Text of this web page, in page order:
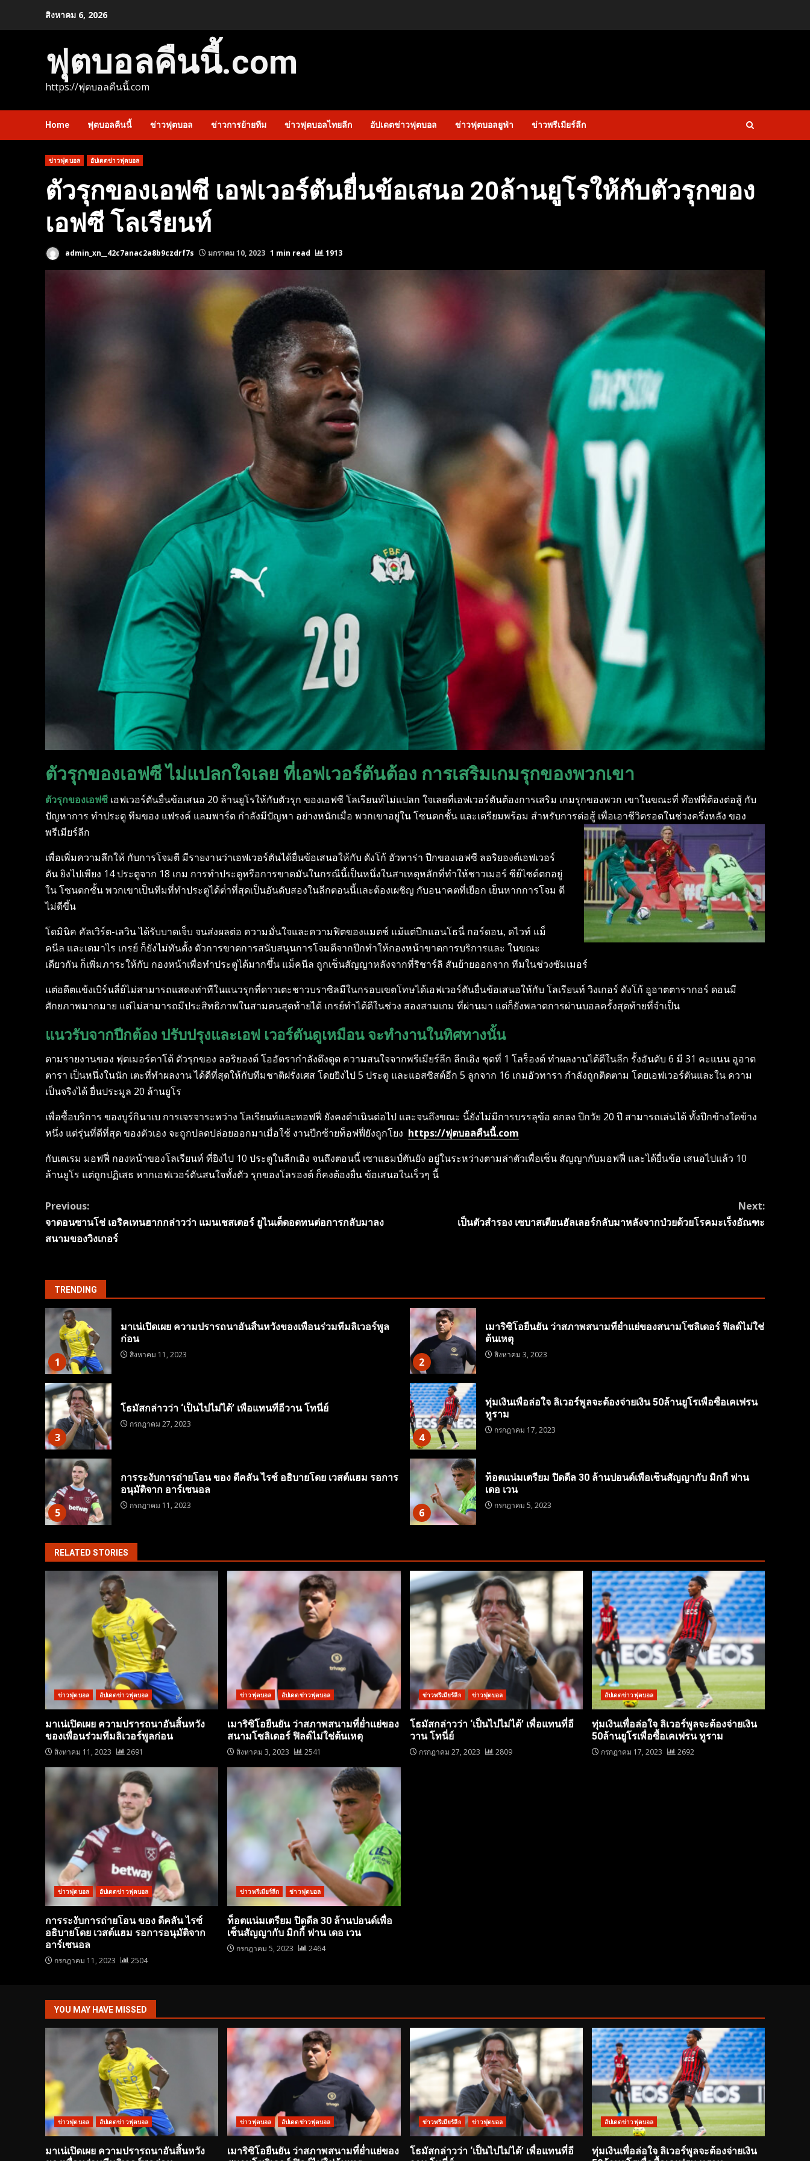
สิงหาคม 6, 2026
ฟุตบอลคืนนี้.com
https://ฟุตบอลคืนนี้.com
Home ฟุตบอลคืนนี้ ข่าวฟุตบอล ข่าวการย้ายทีม ข่าวฟุตบอลไทยลีก อัปเดตข่าวฟุตบอล ข่าวฟุตบอลยูฟ่า ข่าวพรีเมียร์ลีก
ข่าวฟุตบอล อัปเดตข่าวฟุตบอล
ตัวรุกของเอฟซี เอฟเวอร์ตันยื่นข้อเสนอ 20ล้านยูโรให้กับตัวรุกของ
เอฟซี โลเรียนท์
admin_xn__42c7anac2a8b9czdrf7s มกราคม 10, 2023 1 min read 1913
ตัวรุกของเอฟซี ไม่แปลกใจเลย ที่เอฟเวอร์ตันต้อง การเสริมเกมรุกของพวกเขา
ตัวรุกของเอฟซี เอฟเวอร์ตันยื่นข้อเสนอ 20 ล้านยูโรให้กับตัวรุก ของเอฟซี โลเรียนท์ไม่แปลก ใจเลยที่เอฟเวอร์ตันต้องการเสริม เกมรุกของพวก เขาในขณะที่ ท๊อฟฟี่ต้องต่อสู้ กับ
ปัญหาการ ทําประตู ทีมของ แฟรงค์ แลมพาร์ด กําลังมีปัญหา อย่างหนักเมื่อ พวกเขาอยู่ใน โซนตกชั้น และเตรียมพร้อม สําหรับการต่อสู้ เพื่อเอาชีวิตรอดในช่วงครึ่งหลัง ของ
พรีเมียร์ลีก
เพื่อเพิ่มความลึกให้ กับการโจมตี มีรายงานว่าเอฟเวอร์ตันได้ยื่นข้อเสนอให้กับ ดังโก้ อัวทาร่า ปีกของเอฟซี ลอริยองต์เอฟเวอร์
ตัน ยิงไปเพียง 14 ประตูจาก 18 เกม การทําประตูหรือการขาดมันในกรณีนี้เป็นหนึ่งในสาเหตุหลักที่ทําให้ชาวเมอร์ ซีย์ไซด์ตกอยู่
ใน โซนตกชั้น พวกเขาเป็นทีมที่ทําประตูได้ต่ําที่สุดเป็นอันดับสองในลีกตอนนี้และต้องเผชิญ กับอนาคตที่เยือก เย็นหากการโจม ตี
ไม่ดีขึ้น
โดมินิค คัลเวิร์ต-เลวิน ได้รับบาดเจ็บ จนส่งผลต่อ ความมั่นใจและความฟิตของแมตช์ แม้แต่ปีกแอนโธนี่ กอร์ดอน, ดไวท์ แม็
คนีล และเดมาไร เกรย์ ก็ยังไม่ทันตั้ง ตัวการขาดการสนับสนุนการโจมตีจากปีกทําให้กองหน้าขาดการบริการและ ในขณะ
เดียวกัน ก็เพิ่มภาระให้กับ กองหน้าเพื่อทําประตูได้มากขึ้น แม็คนีล ถูกเซ็นสัญญาหลังจากที่ริชาร์ลิ สันย้ายออกจาก ทีมในช่วงซัมเมอร์
แต่อดีตแข้งเบิร์นลี่ย์ไม่สามารถแสดงท่าทีในแนวรุกที่ดาวเตะชาวบราซิลมีในกรอบเขตโทษได้เอฟเวอร์ตันยื่นข้อเสนอให้กับ โลเรียนท์ วิงเกอร์ ดังโก้ อูอาตตารากอร์ ดอนมี
ศักยภาพมากมาย แต่ไม่สามารถมีประสิทธิภาพในสามคนสุดท้ายได้ เกรย์ทําได้ดีในช่วง สองสามเกม ที่ผ่านมา แต่ก็ยังพลาดการผ่านบอลครั้งสุดท้ายที่จําเป็น
แนวรับจากปีกต้อง ปรับปรุงและเอฟ เวอร์ตันดูเหมือน จะทํางานในทิศทางนั้น
ตามรายงานของ ฟุตเมอร์คาโต้ ตัวรุกของ ลอริยองต์ โออัตรากําลังดึงดูด ความสนใจจากพรีเมียร์ลีก ลีกเอิง ชุดที่ 1 โลร็องต์ ทําผลงานได้ดีในลีก รั้งอันดับ 6 มี 31 คะแนน อูอาต
ตารา เป็นหนึ่งในนัก เตะที่ทําผลงาน ได้ดีที่สุดให้กับทีมชาติฝรั่งเศส โดยยิงไป 5 ประตู และแอสซิสต์อีก 5 ลูกจาก 16 เกมอัวทารา กําลังถูกติดตาม โดยเอฟเวอร์ตันและใน ความ
เป็นจริงได้ ยื่นประมูล 20 ล้านยูโร
เพื่อซื้อบริการ ของบูร์กินาเบ การเจรจาระหว่าง โลเรียนท์และทอฟฟี่ ยังคงดําเนินต่อไป และจนถึงขณะ นี้ยังไม่มีการบรรลุข้อ ตกลง ปีกวัย 20 ปี สามารถเล่นได้ ทั้งปีกข้างใดข้าง
หนึ่ง แต่รุ่นที่ดีที่สุด ของตัวเอง จะถูกปลดปล่อยออกมาเมื่อใช้ งานปีกซ้ายท็อฟฟี่ยังถูกโยง https://ฟุตบอลคืนนี้.com
กับเตเรม มอฟฟี่ กองหน้าของโลเรียนท์ ที่ยิงไป 10 ประตูในลีกเอิง จนถึงตอนนี้ เซาแธมป์ตันยัง อยู่ในระหว่างตามล่าตัวเพื่อเซ็น สัญญากับมอฟฟี่ และได้ยื่นข้อ เสนอไปแล้ว 10
ล้านยูโร แต่ถูกปฏิเสธ หากเอฟเวอร์ตันสนใจทั้งตัว รุกของโลรองต์ ก็คงต้องยื่น ข้อเสนอในเร็วๆ นี้
Continue
Reading
Previous:
จาดอนซานโช่ เอริคเทนฮากกล่าวว่า แมนเชสเตอร์ ยูไนเต็ดอดทนต่อการกลับมาลง
สนามของวิงเกอร์
Next:
เป็นตัวสำรอง เซบาสเตียนฮัลเลอร์กลับมาหลังจากป่วยด้วยโรคมะเร็งอัณฑะ
TRENDING
1
มาเน่เปิดเผย ความปรารถนาอันสิ้นหวังของเพื่อนร่วมทีมลิเวอร์พูล
ก่อน
สิงหาคม 11, 2023
2
เมาริซิโอยืนยัน ว่าสภาพสนามที่ย่ำแย่ของสนามโซลิเดอร์ ฟิลด์ไม่ใช่
ต้นเหตุ
สิงหาคม 3, 2023
3
โธมัสกล่าวว่า ‘เป็นไปไม่ได้’ เพื่อแทนที่อีวาน โทนี่ย์
กรกฎาคม 27, 2023
4
ทุ่มเงินเพื่อล่อใจ ลิเวอร์พูลจะต้องจ่ายเงิน 50ล้านยูโรเพื่อซื้อเคเฟรน
ทูราม
กรกฎาคม 17, 2023
5
การระงับการถ่ายโอน ของ ดีคลัน ไรซ์ อธิบายโดย เวสต์แฮม รอการ
อนุมัติจาก อาร์เซนอล
กรกฎาคม 11, 2023
6
ท็อตแน่มเตรียม ปิดดีล 30 ล้านปอนด์เพื่อเซ็นสัญญากับ มิกกี้ ฟาน
เดอ เวน
กรกฎาคม 5, 2023
RELATED STORIES
ข่าวฟุตบอล อัปเดตข่าวฟุตบอล
มาเน่เปิดเผย ความปรารถนาอันสิ้นหวัง
ของเพื่อนร่วมทีมลิเวอร์พูลก่อน
สิงหาคม 11, 2023 2691
ข่าวฟุตบอล อัปเดตข่าวฟุตบอล
เมาริซิโอยืนยัน ว่าสภาพสนามที่ย่ำแย่ของ
สนามโซลิเดอร์ ฟิลด์ไม่ใช่ต้นเหตุ
สิงหาคม 3, 2023 2541
ข่าวพรีเมียร์ลีก ข่าวฟุตบอล
โธมัสกล่าวว่า ‘เป็นไปไม่ได้’ เพื่อแทนที่อี
วาน โทนี่ย์
กรกฎาคม 27, 2023 2809
อัปเดตข่าวฟุตบอล
ทุ่มเงินเพื่อล่อใจ ลิเวอร์พูลจะต้องจ่ายเงิน
50ล้านยูโรเพื่อซื้อเคเฟรน ทูราม
กรกฎาคม 17, 2023 2692
ข่าวฟุตบอล อัปเดตข่าวฟุตบอล
การระงับการถ่ายโอน ของ ดีคลัน ไรซ์
อธิบายโดย เวสต์แฮม รอการอนุมัติจาก
อาร์เซนอล
กรกฎาคม 11, 2023 2504
ข่าวพรีเมียร์ลีก ข่าวฟุตบอล
ท็อตแน่มเตรียม ปิดดีล 30 ล้านปอนด์เพื่อ
เซ็นสัญญากับ มิกกี้ ฟาน เดอ เวน
กรกฎาคม 5, 2023 2464
YOU MAY HAVE MISSED
ข่าวฟุตบอล อัปเดตข่าวฟุตบอล
มาเน่เปิดเผย ความปรารถนาอันสิ้นหวัง
ข่าวฟุตบอล อัปเดตข่าวฟุตบอล
เมาริซิโอยืนยัน ว่าสภาพสนามที่ย่ำแย่ของ
ข่าวพรีเมียร์ลีก ข่าวฟุตบอล
โธมัสกล่าวว่า ‘เป็นไปไม่ได้’ เพื่อแทนที่อี
อัปเดตข่าวฟุตบอล
ทุ่มเงินเพื่อล่อใจ ลิเวอร์พูลจะต้องจ่ายเงิน